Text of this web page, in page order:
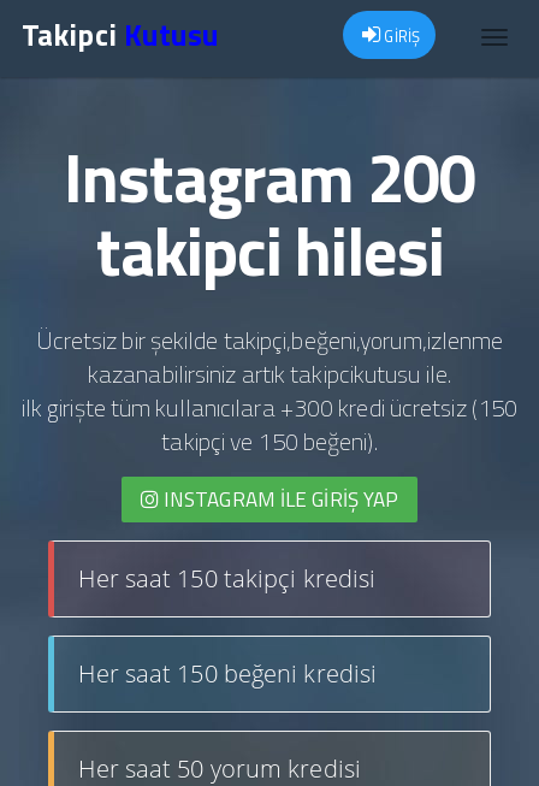
Takipci Kutusu GİRİŞ
Instagram 200
takipci hilesi
Ücretsiz bir şekilde takipçi,beğeni,yorum,izlenme
kazanabilirsiniz artık takipcikutusu ile.
ilk girişte tüm kullanıcılara +300 kredi ücretsiz (150
takipçi ve 150 beğeni).
INSTAGRAM İLE GIRIŞ YAP
Her saat 150 takipçi kredisi
Her saat 150 beğeni kredisi
Her saat 50 yorum kredisi